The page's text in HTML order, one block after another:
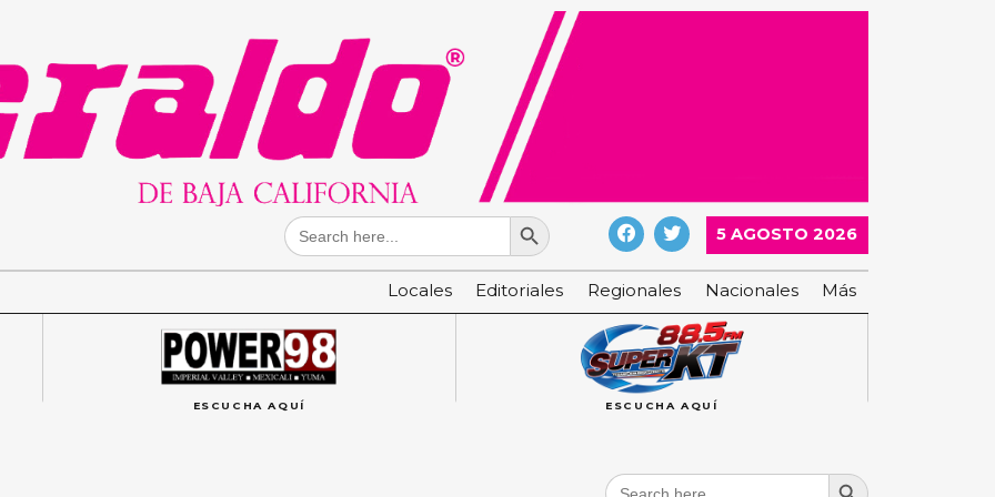
Search
for:
Search Button
5 AGOSTO 2026
Locales Editoriales Regionales Nacionales Más
ESCUCHA AQUÍ ESCUCHA AQUÍ
Search
Search Button